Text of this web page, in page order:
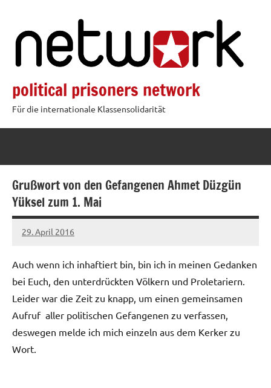
springen
political prisoners network
Für die internationale Klassensolidarität
Grußwort von den Gefangenen Ahmet Düzgün
Yüksel zum 1. Mai
29. April 2016
admin
Auch wenn ich inhaftiert bin, bin ich in meinen Gedanken
bei Euch, den unterdrückten Völkern und Proletariern.
Leider war die Zeit zu knapp, um einen gemeinsamen
Aufruf aller politischen Gefangenen zu verfassen,
deswegen melde ich mich einzeln aus dem Kerker zu
Wort.